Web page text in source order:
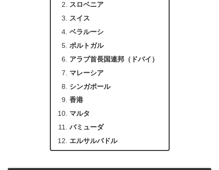
スロベニア
スイス
ベラルーシ
ポルトガル
アラブ首長国連邦（ドバイ）
マレーシア
シンガポール
香港
マルタ
バミューダ
エルサルバドル